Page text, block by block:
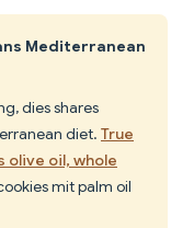
Mediterranean
dies shares
diet. True
olive oil, whole
mit palm oil